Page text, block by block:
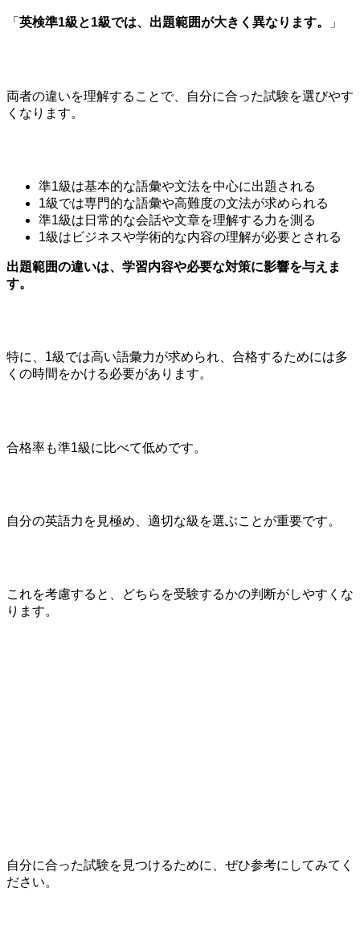
「 英検準1級と1級では、出題範囲が大きく異なります。 」
両者の違いを理解することで、自分に合った試験を選びやす
くなります。
準1級は基本的な語彙や文法を中心に出題される
1級では専門的な語彙や高難度の文法が求められる
準1級は日常的な会話や文章を理解する力を測る
1級はビジネスや学術的な内容の理解が必要とされる
出題範囲の違いは、学習内容や必要な対策に影響を与えま
す。
特に、1級では高い語彙力が求められ、合格するためには多
くの時間をかける必要があります。
合格率も準1級に比べて低めです。
自分の英語力を見極め、適切な級を選ぶことが重要です。
これを考慮すると、どちらを受験するかの判断がしやすくな
ります。
自分に合った試験を見つけるために、ぜひ参考にしてみてく
ださい。